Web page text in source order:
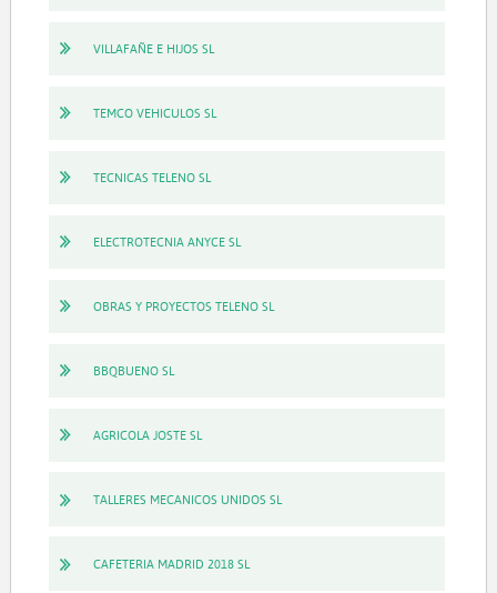
VILLAFAÑE E HIJOS SL
TEMCO VEHICULOS SL
TECNICAS TELENO SL
ELECTROTECNIA ANYCE SL
OBRAS Y PROYECTOS TELENO SL
BBQBUENO SL
AGRICOLA JOSTE SL
TALLERES MECANICOS UNIDOS SL
CAFETERIA MADRID 2018 SL